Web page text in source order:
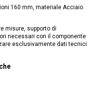
160 mm, materiale Acciaio
misure, supporto di
necessari con il componente
esclusivamente dati tecnici